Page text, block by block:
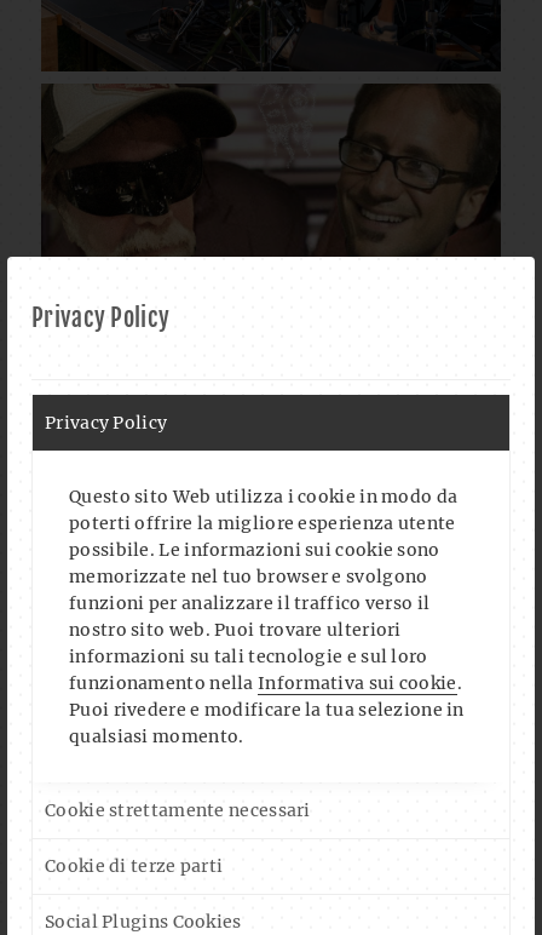
Privacy Policy
Privacy Policy
Questo sito Web utilizza i cookie in modo da
poterti offrire la migliore esperienza utente
possibile. Le informazioni sui cookie sono
memorizzate nel tuo browser e svolgono
funzioni per analizzare il traffico verso il
nostro sito web. Puoi trovare ulteriori
informazioni su tali tecnologie e sul loro
funzionamento nellaInformativa sui cookie.
Puoi rivedere e modificare la tua selezione in
qualsiasi momento.
Cookie strettamente necessari
Cookie di terze parti
Social Plugins Cookies